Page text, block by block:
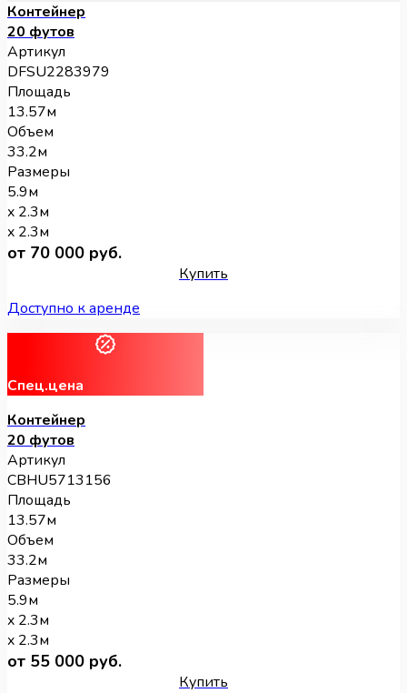
Контейнер
20 футов
Артикул
DFSU2283979
Площадь
13.57м
Объем
33.2м
Размеры
5.9м
x 2.3м
x 2.3м
от 70 000 руб.
Купить
Доступно к аренде
Спец.цена
Контейнер
20 футов
Артикул
CBHU5713156
Площадь
13.57м
Объем
33.2м
Размеры
5.9м
x 2.3м
x 2.3м
от 55 000 руб.
Купить